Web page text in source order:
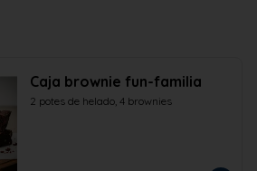
Caja brownie fun-familia
2 potes de helado, 4 brownies